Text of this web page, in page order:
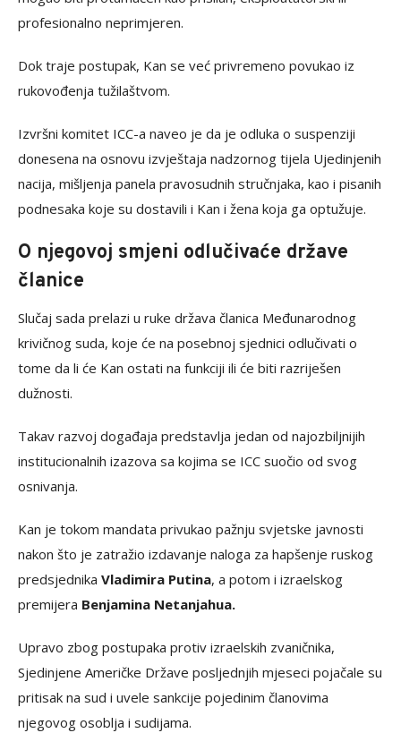
profesionalno neprimjeren.
Dok traje postupak, Kan se već privremeno povukao iz
rukovođenja tužilaštvom.
Izvršni komitet ICC-a naveo je da je odluka o suspenziji
donesena na osnovu izvještaja nadzornog tijela Ujedinjenih
nacija, mišljenja panela pravosudnih stručnjaka, kao i pisanih
podnesaka koje su dostavili i Kan i žena koja ga optužuje.
O njegovoj smjeni odlučivaće države
članice
Slučaj sada prelazi u ruke država članica Međunarodnog
krivičnog suda, koje će na posebnoj sjednici odlučivati o
tome da li će Kan ostati na funkciji ili će biti razriješen
dužnosti.
Takav razvoj događaja predstavlja jedan od najozbiljnijih
institucionalnih izazova sa kojima se ICC suočio od svog
osnivanja.
Kan je tokom mandata privukao pažnju svjetske javnosti
nakon što je zatražio izdavanje naloga za hapšenje ruskog
predsjednika Vladimira Putina, a potom i izraelskog
premijera Benjamina Netanjahua.
Upravo zbog postupaka protiv izraelskih zvaničnika,
Sjedinjene Američke Države posljednjih mjeseci pojačale su
pritisak na sud i uvele sankcije pojedinim članovima
njegovog osoblja i sudijama.